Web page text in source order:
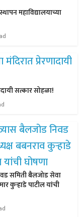
महाविद्यालयाच्या
सत्कार सोहळा!
समिती बैलजोड सेवा
कुऱ्हाडे पाटील यांची